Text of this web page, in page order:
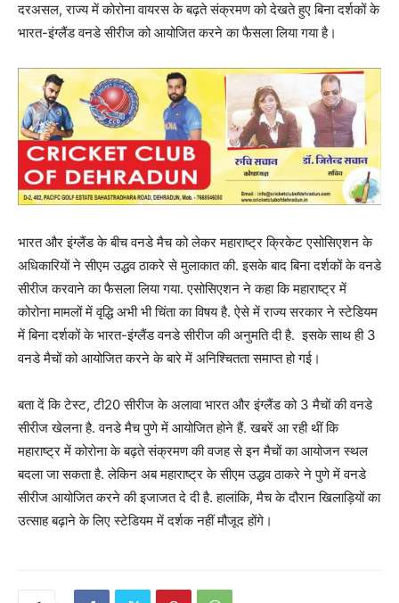
दरअसल, राज्य में कोरोना वायरस के बढ़ते संक्रमण को देखते हुए बिना दर्शकों के
भारत-इंग्लैंड वनडे सीरीज को आयोजित करने का फैसला लिया गया है।
भारत और इंग्लैंड के बीच वनडे मैच को लेकर महाराष्ट्र क्रिकेट एसोसिएशन के
अधिकारियों ने सीएम उद्धव ठाकरे से मुलाकात की. इसके बाद बिना दर्शकों के वनडे
सीरीज करवाने का फैसला लिया गया. एसोसिएशन ने कहा कि महाराष्ट्र में
कोरोना मामलों में वृद्धि अभी भी चिंता का विषय है. ऐसे में राज्य सरकार ने स्टेडियम
में बिना दर्शकों के भारत-इंग्लैंड वनडे सीरीज की अनुमति दी है. इसके साथ ही 3
वनडे मैचों को आयोजित करने के बारे में अनिश्चितता समाप्त हो गई।
बता दें कि टेस्ट, टी20 सीरीज के अलावा भारत और इंग्लैंड को 3 मैचों की वनडे
सीरीज खेलना है. वनडे मैच पुणे में आयोजित होने हैं. खबरें आ रही थीं कि
महाराष्ट्र में कोरोना के बढ़ते संक्रमण की वजह से इन मैचों का आयोजन स्थल
बदला जा सकता है. लेकिन अब महाराष्ट्र के सीएम उद्धव ठाकरे ने पुणे में वनडे
सीरीज आयोजित करने की इजाजत दे दी है. हालांकि, मैच के दौरान खिलाड़ियों का
उत्साह बढ़ाने के लिए स्टेडियम में दर्शक नहीं मौजूद होंगे।